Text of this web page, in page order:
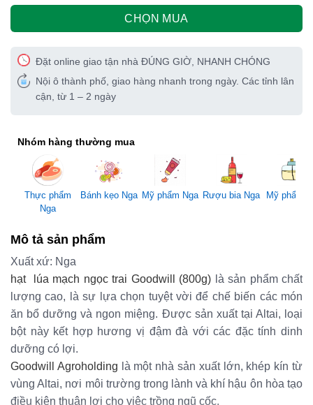
CHỌN MUA
Đặt online giao tận nhà ĐÚNG GIỜ, NHANH CHÓNG
Nội ô thành phố, giao hàng nhanh trong ngày. Các tỉnh lân
cận, từ 1 – 2 ngày
Nhóm hàng thường mua
Thực phẩm
Nga
Bánh kẹo Nga Mỹ phẩm Nga Rượu bia Nga Mỹ phẩm
Mô tả sản phẩm
Xuất xứ: Nga
hạt lúa mạch ngọc trai Goodwill (800g) là sản phẩm chất
lượng cao, là sự lựa chọn tuyệt vời để chế biến các món
ăn bổ dưỡng và ngon miệng. Được sản xuất tại Altai, loại
bột này kết hợp hương vị đậm đà với các đặc tính dinh
dưỡng có lợi.
Goodwill Agroholding là một nhà sản xuất lớn, khép kín từ
vùng Altai, nơi môi trường trong lành và khí hậu ôn hòa tạo
điều kiện thuận lợi cho việc trồng ngũ cốc.